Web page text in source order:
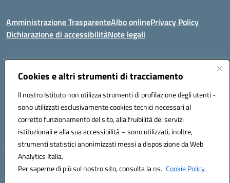
Cookies e altri strumenti di tracciamento
Il nostro Istituto non utilizza strumenti di profilazione degli utenti -
sono utilizzati esclusivamente cookies tecnici necessari al
corretto funzionamento del sito, alla fruibilità dei servizi
istituzionali e alla sua accessibilità – sono utilizzati, inoltre,
strumenti statistici anonimizzati messi a disposizione da Web
Analytics Italia.
Per saperne di più sul nostro sito, consulta la ns. Cookie Policy.
Amministrazione TrasparenteAlbo onlinePrivacy Policy
Dichiarazione di accessibilitàNote legali
Indirizzo:Via De Martis s.n.c. 07029 Tempio Pausania (OT)
Posta elettronica certificata (PEC):sssl030007@pec.istruzione.it
Codice fiscale: 91009410902
Codice meccanografico: SSSL030007
Hosting & Powered by 3D Solution S.r.l.
Concept & Design by Designers Italia